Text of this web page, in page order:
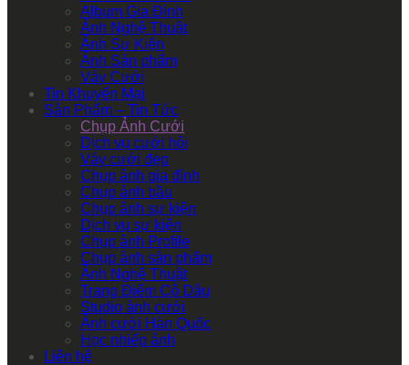
Album Gia Đình
Ảnh Nghệ Thuật
Ảnh Sự Kiện
Ảnh Sản phẩm
Váy Cưới
Tin Khuyến Mại
Sản Phẩm – Tin Tức
Chụp Ảnh Cưới
Dịch vụ cưới hỏi
Váy cưới đẹp
Chụp ảnh gia đình
Chụp ảnh bầu
Chụp ảnh sự kiện
Dịch vụ sự kiện
Chụp ảnh Profile
Chụp ảnh sản phẩm
Ảnh Nghệ Thuật
Trang Điểm Cô Dâu
Studio ảnh cưới
Ảnh cưới Hàn Quốc
Học nhiếp ảnh
Liên hệ